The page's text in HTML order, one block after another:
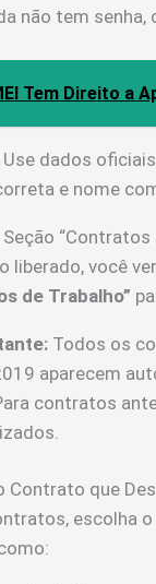
não tem senha,
Tem Direito a
Use dados
e nome
liberado, você
de Trabalho”
Todos os
aparecem
contratos
Contrato que
escolha